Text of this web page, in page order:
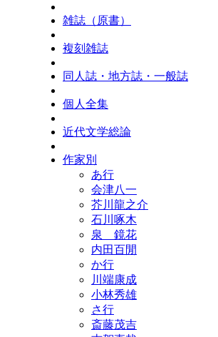
雑誌（原書）
複刻雑誌
同人誌・地方誌・一般誌
個人全集
近代文学総論
作家別
あ行
会津八一
芥川龍之介
石川啄木
泉 鏡花
内田百閒
か行
川端康成
小林秀雄
さ行
斎藤茂吉